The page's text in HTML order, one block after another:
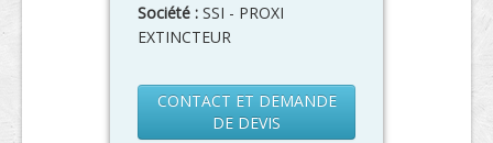
Société : SSI - PROXI
EXTINCTEUR
CONTACT ET DEMANDE
DE DEVIS